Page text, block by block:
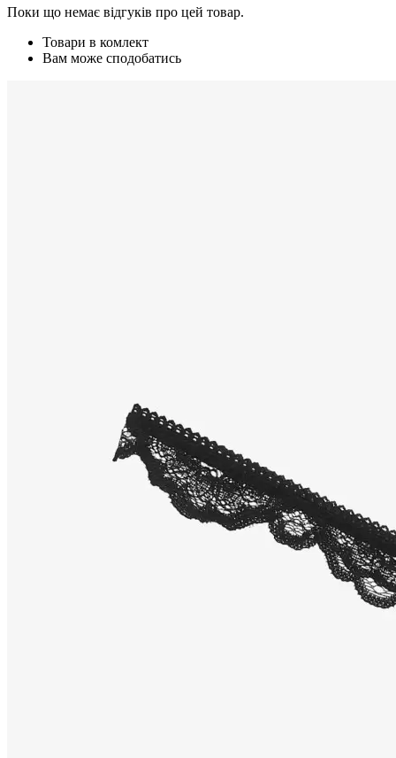
Поки що немає відгуків про цей товар.
Товари в комлект
Вам може сподобатись